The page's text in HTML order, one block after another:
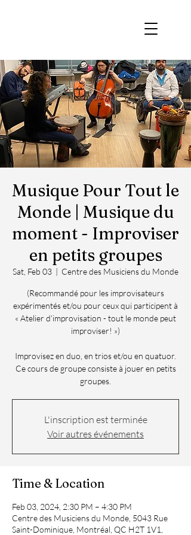
Musique Pour Tout le
Monde | Musique du
moment - Improviser
en petits groupes
Sat, Feb 03
  |
Centre des Musiciens du Monde
(Recommandé pour les improvisateurs
expérimentés et/ou pour ceux qui participent à
« Atelier d’improvisation - tout le monde peut
improviser! »)
Improvisez en duo, en trios et/ou en quatuor.
Ce cours de groupe consiste à jouer en petits
groupes.
L'inscription est terminée
Voir autres événements
Time & Location
Feb 03, 2024, 2:30 PM – 4:30 PM
Centre des Musiciens du Monde, 5043 Rue
Saint-Dominique, Montréal, QC H2T 1V1,